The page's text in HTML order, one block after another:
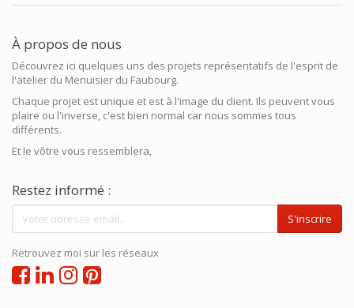
À propos de nous
Découvrez ici quelques uns des projets représentatifs de l'esprit de
l'atelier du Menuisier du Faubourg.
Chaque projet est unique et est à l'image du client. Ils peuvent vous
plaire ou l'inverse, c'est bien normal car nous sommes tous
différents.
Et le vôtre vous ressemblera,
Restez informé :
S'inscrire
Retrouvez moi sur les réseaux